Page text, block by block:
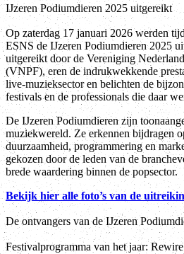
IJzeren Podiumdieren 2025 uitgereikt
Op zaterdag 17 januari 2026 werden
ESNS de IJzeren Podiumdieren 2025
uitgereikt door de Vereniging
(VNPF), eren de indrukwekkende
live-muzieksector en belichten de
festivals en de professionals die daar
De IJzeren Podiumdieren zijn
muziekwereld. Ze erkennen bijdragen
duurzaamheid, programmering en
gekozen door de leden van de
brede waardering binnen de popsector.
Bekijk hier alle foto’s van de
De ontvangers van de IJzeren
Festivalprogramma van het jaar: Rewire